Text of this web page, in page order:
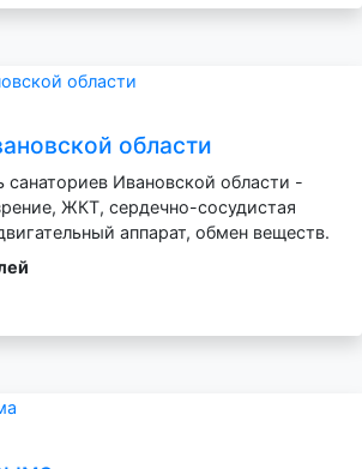
области
Ивановской области -
ЖКТ, сердечно-сосудистая
аппарат, обмен веществ.